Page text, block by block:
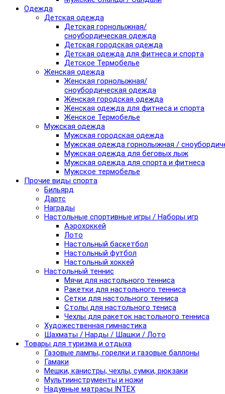
Одежда
Детская одежда
Детская горнолыжная/
сноубордическая одежда
Детская городская одежда
Детская одежда для фитнеса и спорта
Детское Термобелье
Женская одежда
Женская горнолыжная/
сноубордическая одежда
Женская городская одежда
Женская одежда для фитнеса и спорта
Женское Термобелье
Мужская одежда
Мужская городская одежда
Мужская одежда горнолыжная /
Мужская одежда для беговых лыж
Мужская одежда для спорта и фитнеса
Мужское термобелье
Прочие виды спорта
Бильярд
Дартс
Награды
Настольные спортивные игры / Наборы игр
Аэрохоккей
Лото
Настольный баскетбол
Настольный футбол
Настольный хоккей
Настольный теннис
Мячи для настольного тенниса
Ракетки для настольного тенниса
Сетки для настольного тенниса
Столы для настольного тениса
Чехлы для ракеток настольного тенниса
Художественная гимнастика
Шахматы / Нарды / Шашки / Лото
Товары для туризма и отдыха
Газовые лампы, горелки и газовые баллоны
Гамаки
Мешки, канистры, чехлы, сумки, рюкзаки
Мультиинструменты и ножи
Надувные матрасы INTEX